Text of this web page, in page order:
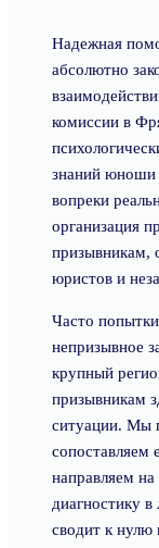
Надежная
абсолютно
комиссии в
знаний юноши
вопреки
организация
призывникам,
юристов и
Часто
непризывное
крупный
призывникам
ситуации. Мы
сопоставляем
направляем
диагностику
сводит к нулю